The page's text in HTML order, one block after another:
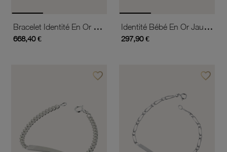
Bracelet Identité En Or Jaune, Maille Gourmette
668,40 €
Identité Bébé En Or Jaune, Plaque Rect Ciselée
297,90 €
favorite_borderAjouter à vos favoris favorite_borderAjouter